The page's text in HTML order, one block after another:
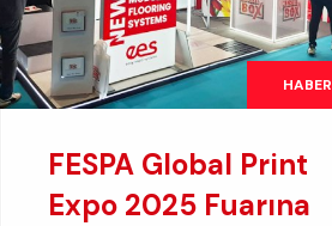
HABER
FESPA Global Print
Expo 2025 Fuarına